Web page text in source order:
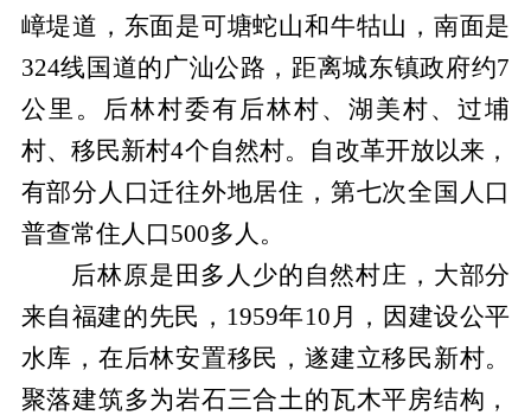
嶂堤道，东面是可塘蛇山和牛牯山，南面是
324线国道的广汕公路，距离城东镇政府约7
公里。后林村委有后林村、湖美村、过埔
村、移民新村4个自然村。自改革开放以来，
有部分人口迁往外地居住，第七次全国人口
普查常住人口500多人。
后林原是田多人少的自然村庄，大部分
来自福建的先民，1959年10月，因建设公平
水库，在后林安置移民，遂建立移民新村。
聚落建筑多为岩石三合土的瓦木平房结构，